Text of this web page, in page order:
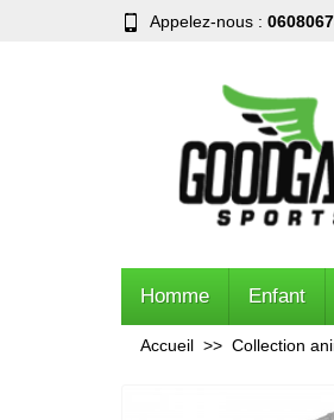
Appelez-nous :
Homme Enfant
Accueil Collection